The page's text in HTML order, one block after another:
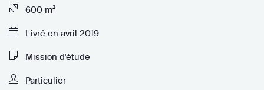
600 m²
Livré en avril 2019
Mission d'étude
Particulier